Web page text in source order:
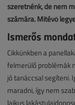
szeretnénk, de nem
számára. Mitévő
Ismerős
Cikkünkben a
felmerülő problémák
jó tanáccsal segíteni.
maradni, így nem
laikus